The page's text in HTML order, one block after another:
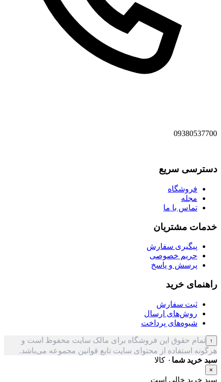
09380537700
دسترسی سریع
فروشگاه
مجله
تماس با ما
خدمات مشتریان
پیگیری سفارش
حریم خصوصی
پرسش و پاسخ
راهنمای خرید
ثبت سفارش
روش‌های ارسال
شیوه‌های پرداخت
↑ تمام حقوق این فروشگاه برای مالک سایت محفوظ است و
هرگونه استفاده از محتوای سایت تابع قوانین مجموعه می‌باشد.
سبد خرید شما ۰ کالا
×
سبد خرید خالی است